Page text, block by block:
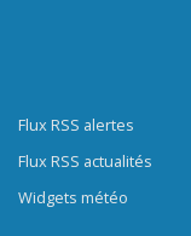
Flux RSS alertes
Flux RSS actualités
Widgets météo